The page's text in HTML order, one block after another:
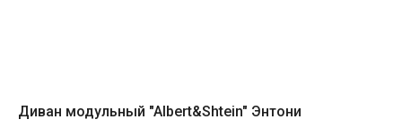
Диван модульный "Albert&Shtein" Энтони